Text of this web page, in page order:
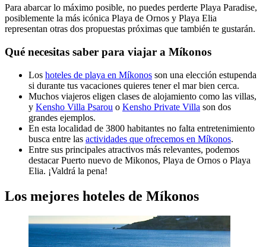
Para abarcar lo máximo posible, no puedes perderte Playa Paradise,
posiblemente la más icónica Playa de Ornos y Playa Elia
representan otras dos propuestas próximas que también te gustarán.
Qué necesitas saber para viajar a Míkonos
Los hoteles de playa en Míkonos son una elección estupenda
si durante tus vacaciones quieres tener el mar bien cerca.
Muchos viajeros eligen clases de alojamiento como las villas,
y Kensho Villa Psarou o Kensho Private Villa son dos
grandes ejemplos.
En esta localidad de 3800 habitantes no falta entretenimiento
busca entre las actividades que ofrecemos en Míkonos.
Entre sus principales atractivos más relevantes, podemos
destacar Puerto nuevo de Mikonos, Playa de Ornos o Playa
Elia. ¡Valdrá la pena!
Los mejores hoteles de Míkonos